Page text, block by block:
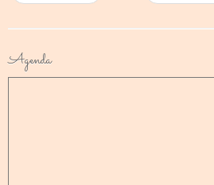
Agenda